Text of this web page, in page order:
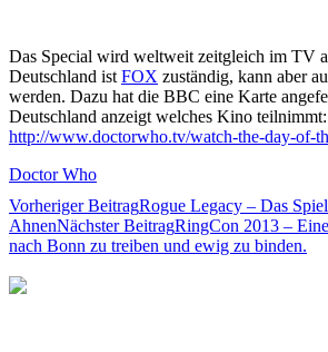
Das Special wird weltweit zeitgleich im TV
Deutschland ist FOX zuständig, kann aber
werden. Dazu hat die BBC eine Karte
Deutschland anzeigt welches Kino teilnimmt:
http://www.doctorwho.tv/watch-the-day-of-
Doctor Who
Beitrags-
Navigation
Vorheriger BeitragRogue Legacy – Das
AhnenNächster BeitragRingCon 2013 –
nach Bonn zu treiben und ewig zu binden.